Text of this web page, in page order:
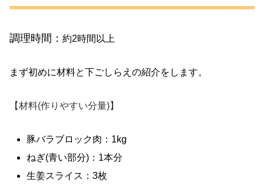
調理時間： 約2時間以上
まず初めに材料と下ごしらえの紹介をします。
【材料(作りやすい分量)】
豚バラブロック肉：1kg
ねぎ(青い部分)：1本分
生姜スライス：3枚